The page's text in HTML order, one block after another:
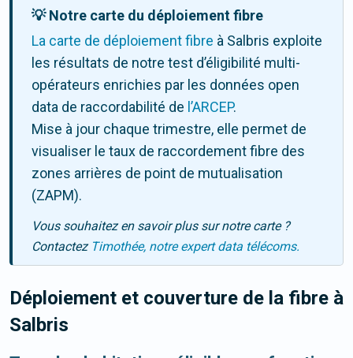
💡 Notre carte du déploiement fibre
La carte de déploiement fibre à Salbris exploite
les résultats de notre test d’éligibilité multi-
opérateurs enrichies par les données open
data de raccordabilité de l’ARCEP.
Mise à jour chaque trimestre, elle permet de
visualiser le taux de raccordement fibre des
zones arrières de point de mutualisation
(ZAPM).
Vous souhaitez en savoir plus sur notre carte ?
Contactez Timothée, notre expert data télécoms.
Déploiement et couverture de la fibre à
Salbris